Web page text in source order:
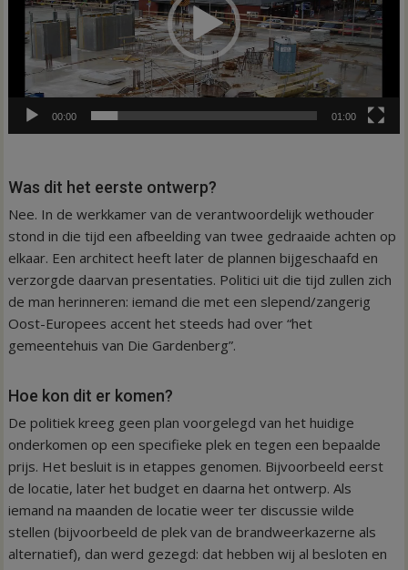
00:00 01:00
Was dit het eerste ontwerp?
Nee. In de werkkamer van de verantwoordelijk wethouder
stond in die tijd een afbeelding van twee gedraaide achten op
elkaar. Een architect heeft later de plannen bijgeschaafd en
verzorgde daarvan presentaties. Politici uit die tijd zullen zich
de man herinneren: iemand die met een slepend/zangerig
Oost-Europees accent het steeds had over “het
gemeentehuis van Die Gardenberg”.
Hoe kon dit er komen?
De politiek kreeg geen plan voorgelegd van het huidige
onderkomen op een specifieke plek en tegen een bepaalde
prijs. Het besluit is in etappes genomen. Bijvoorbeeld eerst
de locatie, later het budget en daarna het ontwerp. Als
iemand na maanden de locatie weer ter discussie wilde
stellen (bijvoorbeeld de plek van de brandweerkazerne als
alternatief), dan werd gezegd: dat hebben wij al besloten en